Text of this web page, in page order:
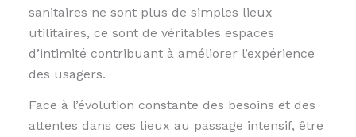
sanitaires ne sont plus de simples lieux
utilitaires, ce sont de véritables espaces
d’intimité contribuant à améliorer l’expérience
des usagers.
Face à l’évolution constante des besoins et des
attentes dans ces lieux au passage intensif, être